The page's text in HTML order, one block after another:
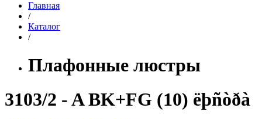
Главная
/
Каталог
/
Плафонные люстры
3103/2 - A BK+FG (10) ëþñòðà